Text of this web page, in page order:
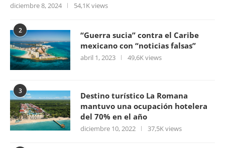
diciembre 8, 2024 54,1K views
2
“Guerra sucia” contra el Caribe
mexicano con “noticias falsas”
abril 1, 2023 49,6K views
3
Destino turístico La Romana
mantuvo una ocupación hotelera
del 70% en el año
diciembre 10, 2022 37,5K views